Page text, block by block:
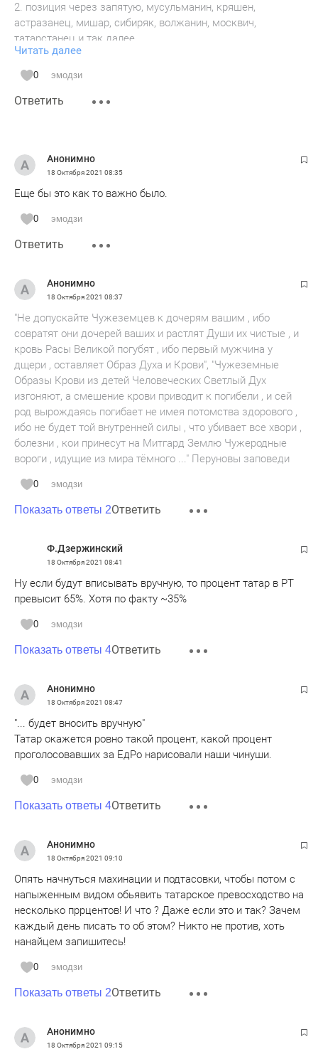
2. позиция через запятую, мусульманин, кряшен,
астразанец, мишар, сибиряк, волжанин, москвич,
татарстанец и так далее.
у русских тоже так же можно
1. позиция -русский,
москвич, сибиряк, украинец , россиянин и так далее...по
месту жительства.
вопрос может ли быть двойная идентичность в нация
типа афроамериканца - но видеть здесь идёт сплав
поэтому в смешанных брака тоже должна быть одна
идентичность
или
1. татарин, мусульманин или кряшен
или
2. русских христианин или мусульманин
или - как афроамерриканец
показывать сплав 2 культур
руссо-татарин или татаро-русс
примерно так
Читать далее
0 эмодзи
Ответить
Анонимно
18 Октября 2021 08:35
Еще бы это как то важно было.
0 эмодзи
Ответить
Анонимно
18 Октября 2021 08:37
"Не допускайте Чужеземцев к дочерям вашим , ибо
совратят они дочерей ваших и растлят Души их чистые , и
кровь Расы Великой погубят , ибо первый мужчина у
дщери , оставляет Образ Духа и Крови", "Чужеземные
Образы Крови из детей Человеческих Светлый Дух
изгоняют, а смешение крови приводит к погибели , и сей
род вырождаясь погибает не имея потомства здорового ,
ибо не будет той внутренней силы , что убивает все хвори ,
болезни , кои принесут на Митгард Землю Чужеродные
вороги , идущие из мира тёмного ..." Перуновы заповеди
0 эмодзи
Показать ответы 2Ответить
Ф.Дзержинский
18 Октября 2021 08:41
Ну если будут вписывать вручную, то процент татар в РТ
превысит 65%. Хотя по факту ~35%
0 эмодзи
Показать ответы 4Ответить
Анонимно
18 Октября 2021 08:47
"... будет вносить вручную"
Татар окажется ровно такой процент, какой процент
проголосовавших за ЕдРо нарисовали наши чинуши.
0 эмодзи
Показать ответы 4Ответить
Анонимно
18 Октября 2021 09:10
Опять начнуться махинации и подтасовки, чтобы потом с
напыженным видом обьявить татарское превосходство на
несколько пррцентов! И что ? Даже если это и так? Зачем
каждый день писать то об этом? Никто не против, хоть
нанайцем запишитесь!
0 эмодзи
Показать ответы 2Ответить
Анонимно
18 Октября 2021 09:15